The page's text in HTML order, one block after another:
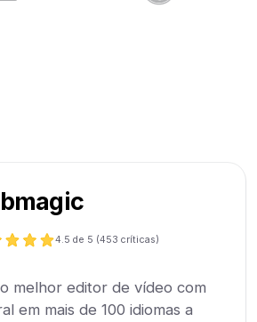
4.5 de 5 (453 críticas)
melhor editor de vídeo com
em mais de 100 idiomas a